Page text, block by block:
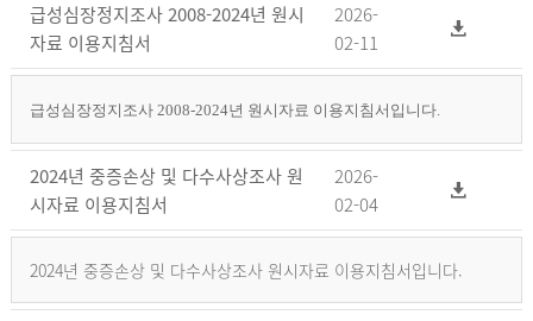
급성심장정지조사 2008-2024년 원시
자료 이용지침서
2026-
02-11
급성심장정지조사 2008-2024년 원시자료 이용지침서입니다.
2024년 중증손상 및 다수사상조사 원
시자료 이용지침서
2026-
02-04
2024년 중증손상 및 다수사상조사 원시자료 이용지침서입니다.